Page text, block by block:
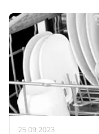
25.09.2023